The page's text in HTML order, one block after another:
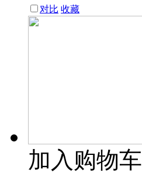
对比 收藏
加入购物车